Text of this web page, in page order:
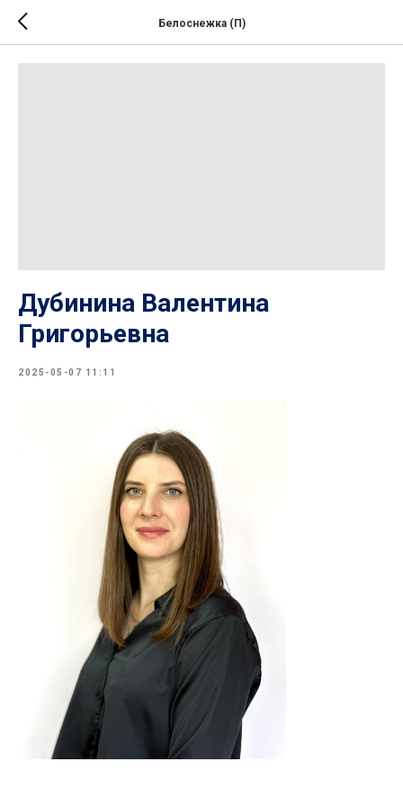
Белоснежка (П)
Дубинина Валентина
Григорьевна
2025-05-07 11:11